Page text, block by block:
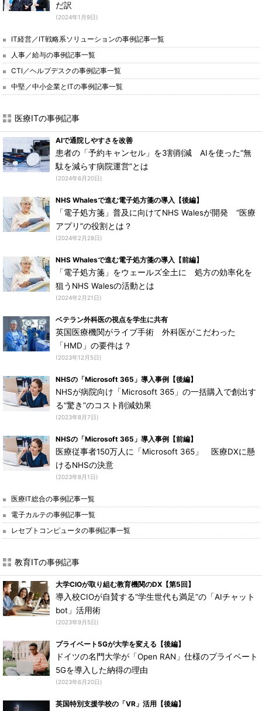
だ訳
(2024年1月9日)
IT経営／IT戦略系ソリューションの事例記事一覧
人事／給与の事例記事一覧
CTI／ヘルプデスクの事例記事一覧
中堅／中小企業とITの事例記事一覧
医療ITの事例記事
AIで通院しやすさを改善
患者の「予約キャンセル」を3割削減 AIを使った“無
駄を減らす病院運営”とは
(2024年6月20日)
NHS Whalesで進む電子処方箋の導入【後編】
「電子処方箋」普及に向けてNHS Walesが開発 “医療
アプリ”の役割とは？
(2024年2月28日)
NHS Whalesで進む電子処方箋の導入【前編】
「電子処方箋」をウェールズ全土に 処方の効率化を
狙うNHS Walesの活動とは
(2024年2月21日)
ベテラン外科医の視点を学生に共有
英国医療機関がライブ手術 外科医がこだわった
「HMD」の要件は？
(2023年12月5日)
NHSの「Microsoft 365」導入事例【後編】
NHSが病院向け「Microsoft 365」の一括購入で創出す
る“驚き”のコスト削減効果
(2023年8月7日)
NHSの「Microsoft 365」導入事例【前編】
医療従事者150万人に「Microsoft 365」 医療DXに懸
けるNHSの決意
(2023年8月1日)
医療IT総合の事例記事一覧
電子カルテの事例記事一覧
レセプトコンピュータの事例記事一覧
教育ITの事例記事
大学CIOが取り組む教育機関のDX【第5回】
導入校CIOが自賛する“学生世代も満足”の「AIチャット
bot」活用術
(2023年9月5日)
プライベート5Gが大学を変える【後編】
ドイツの名門大学が「Open RAN」仕様のプライベート
5Gを導入した納得の理由
(2023年6月20日)
英国特別支援学校の「VR」活用【後編】